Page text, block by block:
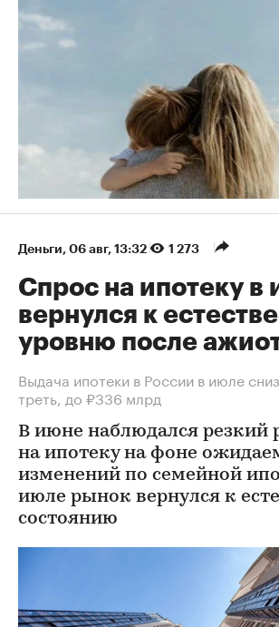
Деньги 06 авг, 13:32 1 273
Спрос на ипотеку в
вернулся к
уровню после
Выдача ипотеки в России в июле
треть, до ₽336 млрд
В июне наблюдался резкий
на ипотеку на фоне
изменений по семейной
июле рынок вернулся к
состоянию